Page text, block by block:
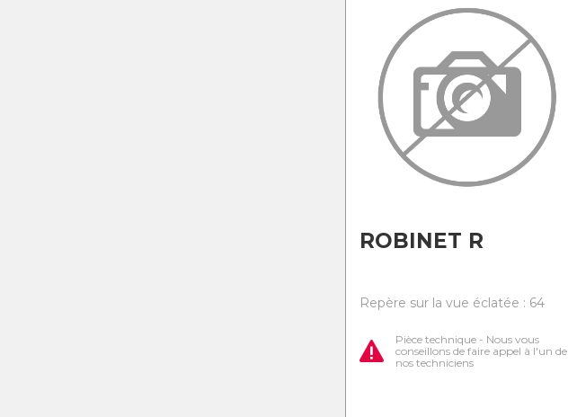
ROBINET R
Repère sur la vue éclatée : 64
Pièce technique - Nous vous
conseillons de faire appel à l'un de
nos techniciens